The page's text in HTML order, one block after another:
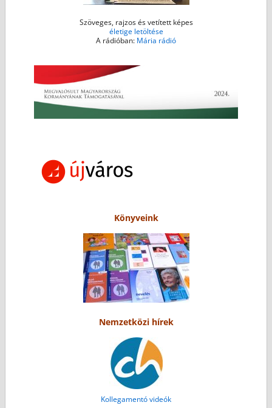
Szöveges, rajzos és vetített képes
életige letöltése
A rádióban: Mária rádió
Könyveink
Nemzetközi hírek
Kollegamentó videók